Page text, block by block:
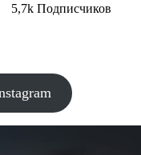
5,7k Подписчиков